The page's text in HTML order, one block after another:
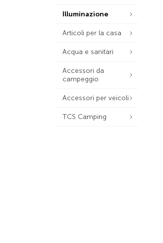
Illuminazione
Articoli per la casa
Acqua e sanitari
Accessori da
campeggio
Accessori per veicoli
TCS Camping